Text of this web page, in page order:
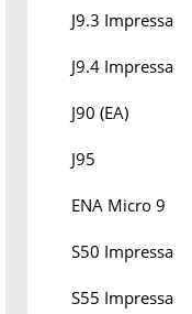
J9.3 Impressa
J9.4 Impressa
J90 (EA)
J95
ENA Micro 9
S50 Impressa
S55 Impressa